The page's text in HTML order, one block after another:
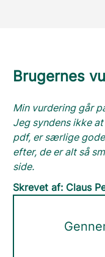
Brugernes
Min vurdering går
Jeg syndens ikke
pdf, er særlige
efter, de er alt så
side.
Skrevet af: Claus